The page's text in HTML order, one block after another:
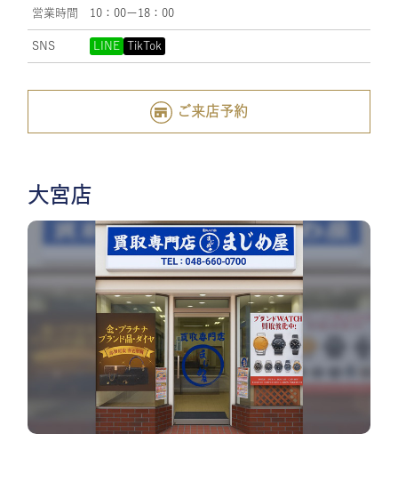
営業時間 10：00ー18：00
SNS LINE TikTok
ご来店予約
大宮店